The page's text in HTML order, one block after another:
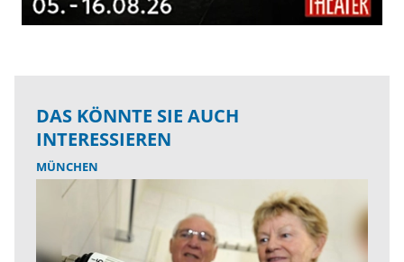
DAS KÖNNTE SIE AUCH
INTERESSIEREN
MÜNCHEN